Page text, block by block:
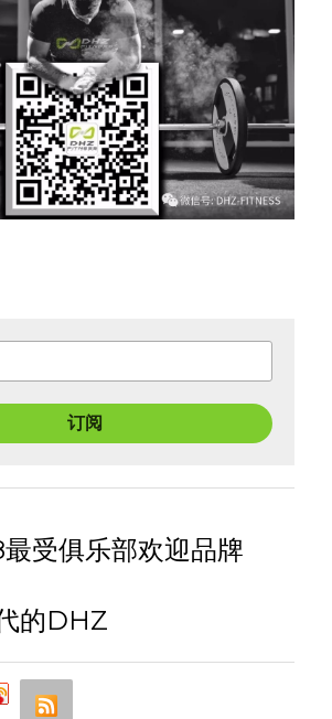
订阅
受俱乐部欢迎品牌
的DHZ